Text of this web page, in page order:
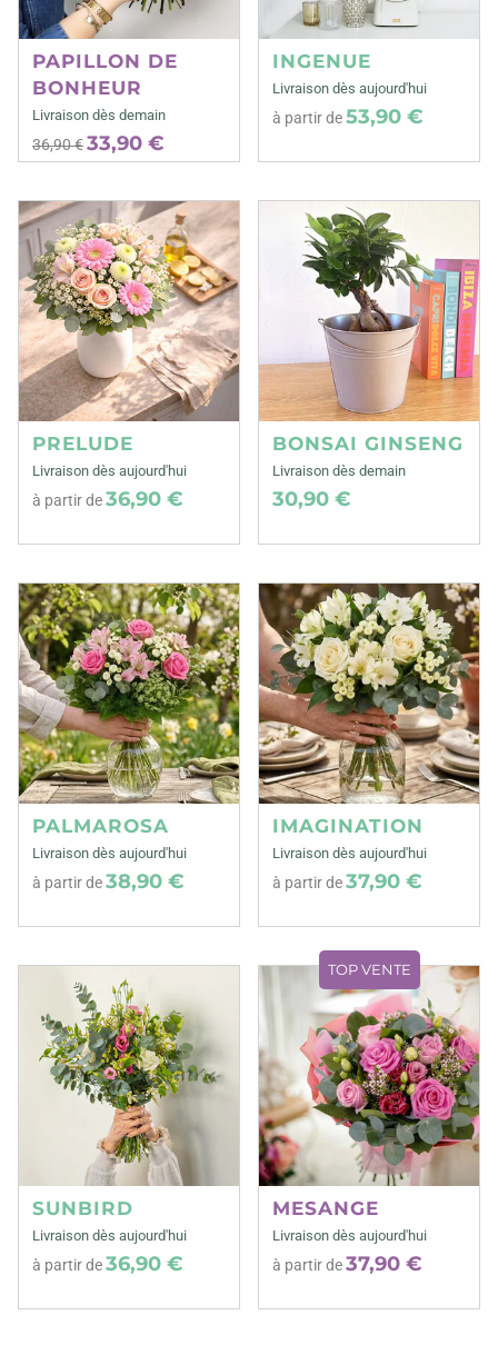
PAPILLON DE
BONHEUR
Livraison dès demain
36,90 €33,90 €
INGENUE
Livraison dès aujourd'hui
à partir de53,90 €
PRELUDE
Livraison dès aujourd'hui
à partir de36,90 €
BONSAI GINSENG
Livraison dès demain
30,90 €
PALMAROSA
Livraison dès aujourd'hui
à partir de38,90 €
IMAGINATION
Livraison dès aujourd'hui
à partir de37,90 €
SUNBIRD
Livraison dès aujourd'hui
à partir de36,90 €
TOP VENTE
MESANGE
Livraison dès aujourd'hui
à partir de37,90 €